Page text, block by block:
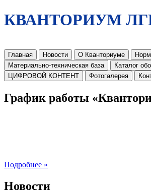
КВАНТОРИУМ
Главная Новости О Кванториуме
Материально-техническая база
Каталог
ЦИФРОВОЙ КОНТЕНТ
Фотогалерея
График работы
Подробнее »
Новости